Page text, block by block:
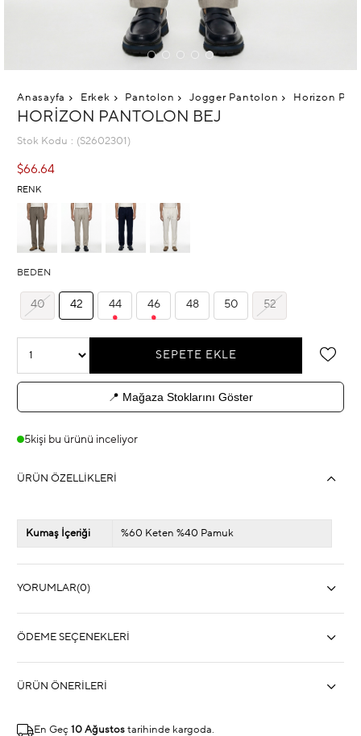
Anasayfa Erkek Pantolon Jogger Pantolon Horizon
HORIZON PANTOLON BEJ
Stok Kodu (S2602301)
$66.64
RENK
BEDEN
40 42 44 46 48 50 52
📍 Mağaza Stoklarını Göster
5kişi bu ürünü inceliyor
ÜRÜN ÖZELLIKLERI
Kumaş İçeriği %60 Keten %40 Pamuk
YORUMLAR(0)
ÖDEME SEÇENEKLERI
ÜRÜN ÖNERILERI
En Geç 10 Ağustos tarihinde kargoda.